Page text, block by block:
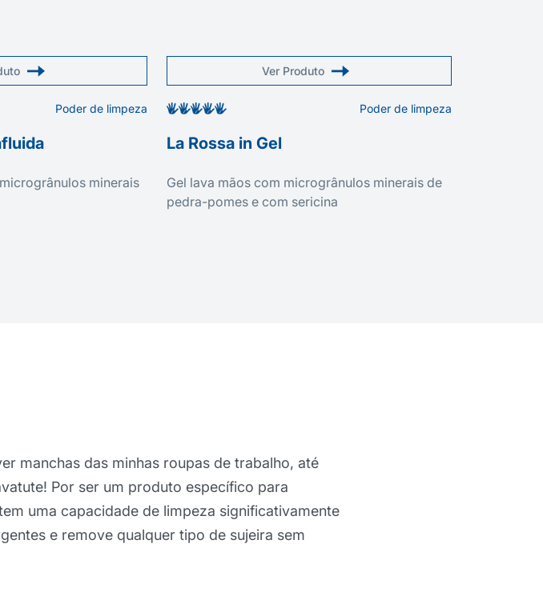
Poder de limpeza
minerais
Ver Produto
Poder de limpeza
La Rossa in Gel
Gel lava mãos com microgrânulos minerais de
pedra-pomes e com sericina
manchas das minhas roupas de trabalho, até
Por ser um produto específico para
uma capacidade de limpeza significativamente
e remove qualquer tipo de sujeira sem